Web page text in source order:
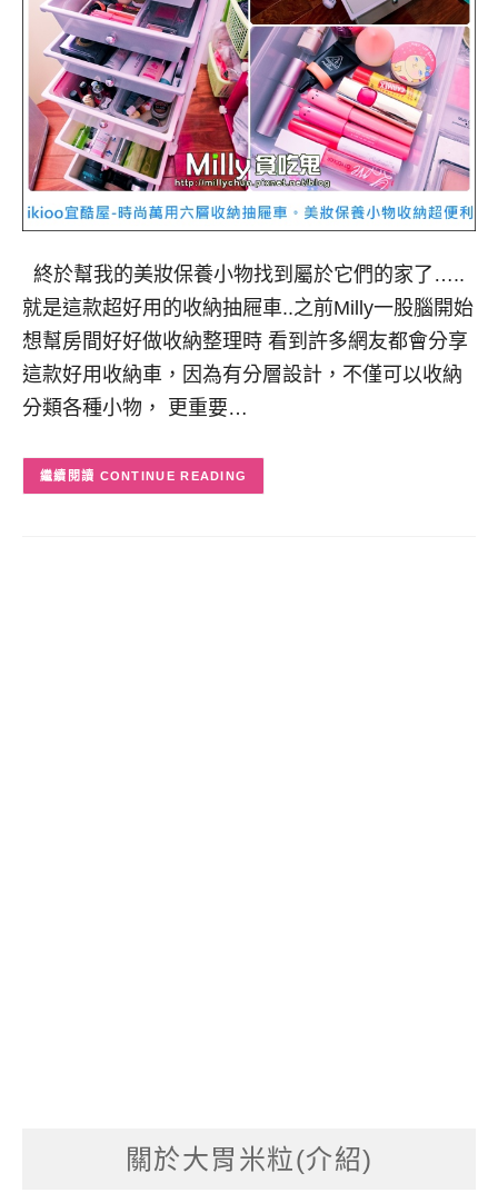
終於幫我的美妝保養小物找到屬於它們的家了…..
就是這款超好用的收納抽屜車..之前Milly一股腦開始
想幫房間好好做收納整理時 看到許多網友都會分享
這款好用收納車，因為有分層設計，不僅可以收納
分類各種小物， 更重要…
CONTINUE READING
關於大胃米粒(介紹)